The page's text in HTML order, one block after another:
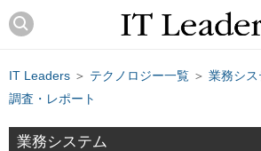
IT Leaders ＞ テクノロジー一覧 ＞ 業務シス
調査・レポート
業務システム